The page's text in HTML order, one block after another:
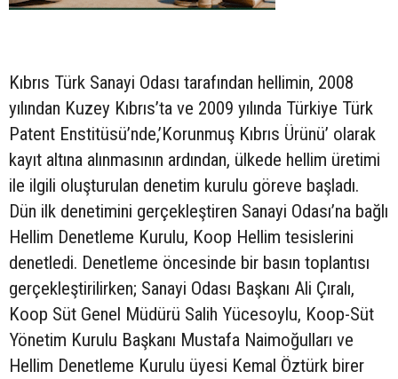
Kıbrıs Türk Sanayi Odası tarafından hellimin, 2008
yılından Kuzey Kıbrıs’ta ve 2009 yılında Türkiye Türk
Patent Enstitüsü’nde,’Korunmuş Kıbrıs Ürünü’ olarak
kayıt altına alınmasının ardından, ülkede hellim üretimi
ile ilgili oluşturulan denetim kurulu göreve başladı.
Dün ilk denetimini gerçekleştiren Sanayi Odası’na bağlı
Hellim Denetleme Kurulu, Koop Hellim tesislerini
denetledi. Denetleme öncesinde bir basın toplantısı
gerçekleştirilirken; Sanayi Odası Başkanı Ali Çıralı,
Koop Süt Genel Müdürü Salih Yücesoylu, Koop-Süt
Yönetim Kurulu Başkanı Mustafa Naimoğulları ve
Hellim Denetleme Kurulu üyesi Kemal Öztürk birer